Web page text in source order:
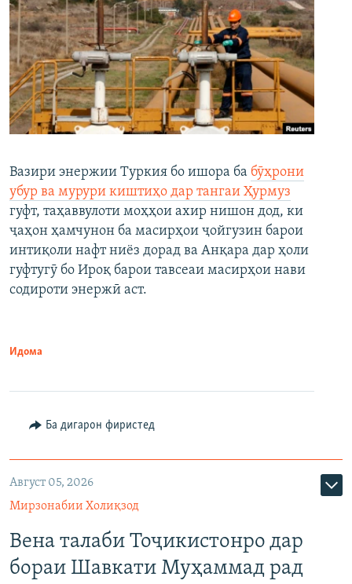
Вазири энержии Туркия бо ишора ба бӯҳрони
убур ва мурури киштиҳо дар тангаи Ҳурмуз
гуфт, таҳаввулоти моҳҳои ахир нишон дод, ки
ҷаҳон ҳамчунон ба масирҳои ҷойгузин барои
интиқоли нафт ниёз дорад ва Анқара дар ҳоли
гуфтугӯ бо Ироқ барои тавсеаи масирҳои нави
содироти энержӣ аст.
Идома
Ба дигарон фиристед
Август 05, 2026
Мирзонабии Холиқзод
Вена талаби Тоҷикистонро дар
бораи Шавкати Муҳаммад рад